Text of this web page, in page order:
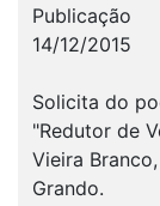
Publicação
14/12/2015
Solicita do
"Redutor de
Vieira
Grando.